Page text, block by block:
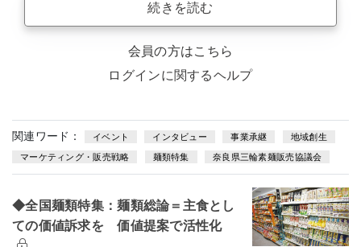
続きを読む
会員の方はこちら
ログインに関するヘルプ
関連ワード： イベント インタビュー 事業承継 地域創生
マーケティング・販売戦略 麺類特集 奈良県三輪素麺販売協議会
◆全国麺類特集：麺類総論＝主食とし
ての価値訴求を 価値提案で活性化